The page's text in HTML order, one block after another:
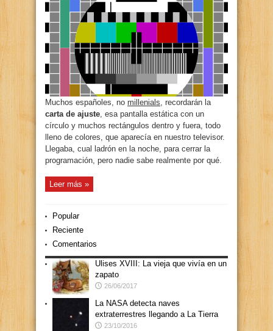
Muchos españoles, no millenials, recordarán la
carta de ajuste, esa pantalla estática con un
círculo y muchos rectángulos dentro y fuera, todo
lleno de colores, que aparecía en nuestro televisor.
Llegaba, cual ladrón en la noche, para cerrar la
programación, pero nadie sabe realmente por qué.
Leer más »
Popular
Reciente
Comentarios
Ulises XVIII: La vieja que vivía en un
zapato
26/06/2017
La NASA detecta naves
extraterrestres llegando a La Tierra
23/10/2016